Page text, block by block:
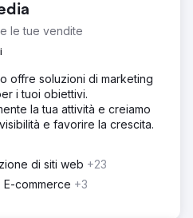
le tue vendite
offre soluzioni di marketing
i tuoi obiettivi.
la tua attività e creiamo
e favorire la crescita.
di siti web +23
E-commerce +3